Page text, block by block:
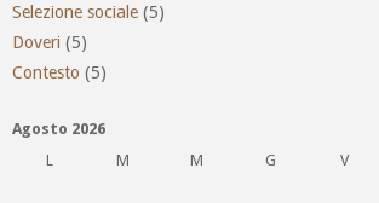
Selezione sociale (5)
Doveri (5)
Contesto (5)
Agosto 2026
L
M M G V